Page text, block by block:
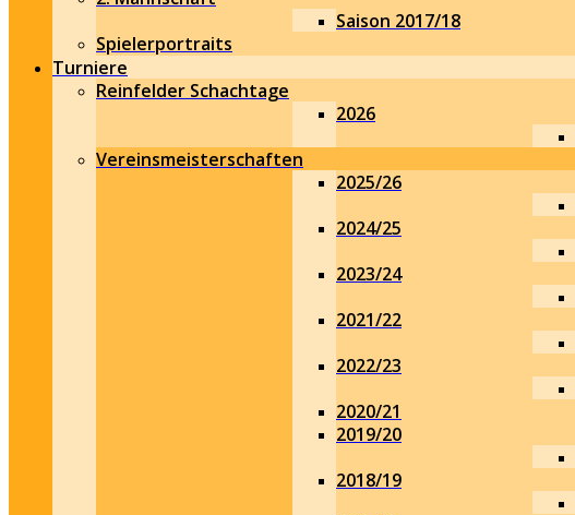
Saison 2017/18
Spielerportraits
Turniere
Reinfelder Schachtage
2026
Vereinsmeisterschaften
2025/26
2024/25
2023/24
2021/22
2022/23
2020/21
2019/20
2018/19